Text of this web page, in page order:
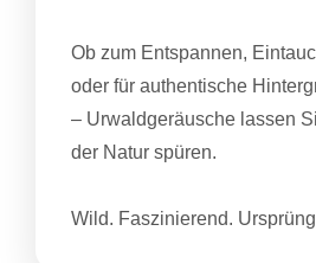
Ob zum Entspannen,
oder für authentische
– Urwaldgeräusche lassen
der Natur spüren.
Wild. Faszinierend.